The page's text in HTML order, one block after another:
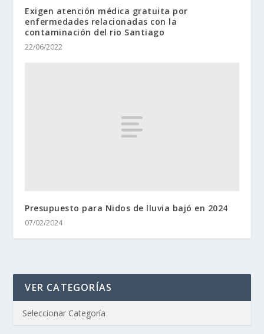
Exigen atención médica gratuita por
enfermedades relacionadas con la
contaminación del rio Santiago
22/06/2022
Presupuesto para Nidos de lluvia bajó en 2024
07/02/2024
VER CATEGORÍAS